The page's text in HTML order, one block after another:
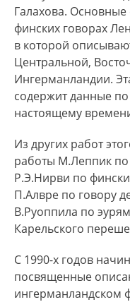
Галахова.
финских говорах
в которой
Центральной,
Ингерманландии.
содержит данные
настоящему
Из других работ
работы М.Леппик
Р.Э.Нирви по
П.Алвре по говору
В.Руоппила по
Карельского
С 1990-х годов
посвященные
ингерманландском